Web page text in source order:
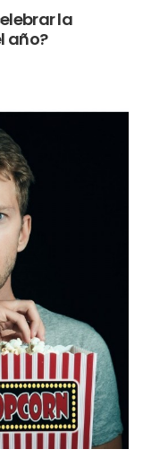
la
año?